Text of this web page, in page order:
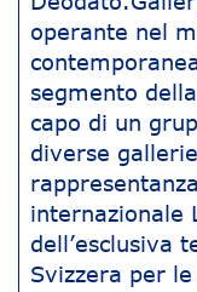
operante nel
segmento
capo di un
diverse
internazionale
dell’esclusiva
Svizzera per